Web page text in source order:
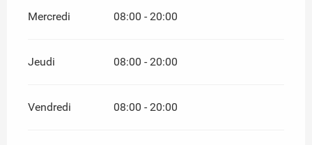
Mercredi 08:00 - 20:00
Jeudi 08:00 - 20:00
Vendredi 08:00 - 20:00